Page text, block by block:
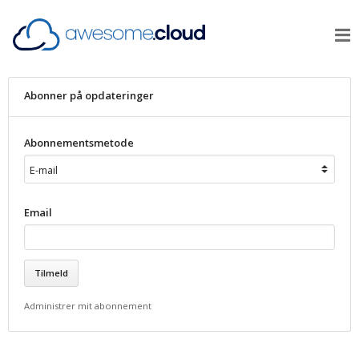
Abonner på opdateringer
Abonnementsmetode
Email
Administrer mit abonnement